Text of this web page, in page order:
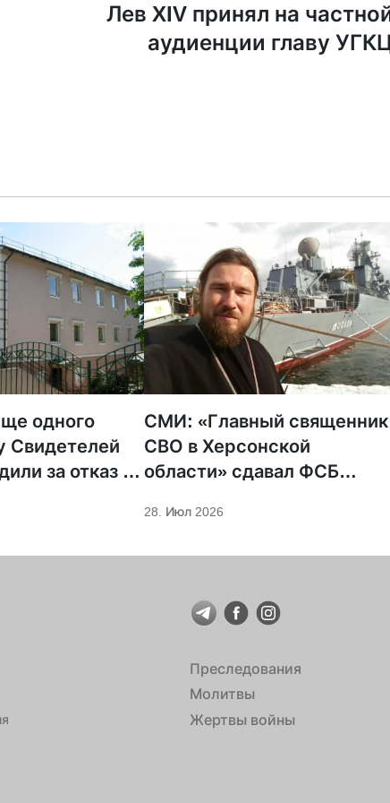
Лев XIV принял на
аудиенции главу
одного
Свидетелей
за отказ от
СМИ: «Главный священник
СВО в Херсонской
области» сдавал ФСБ
священников
28. Июл 2026
Преследования
Молитвы
Жертвы войны